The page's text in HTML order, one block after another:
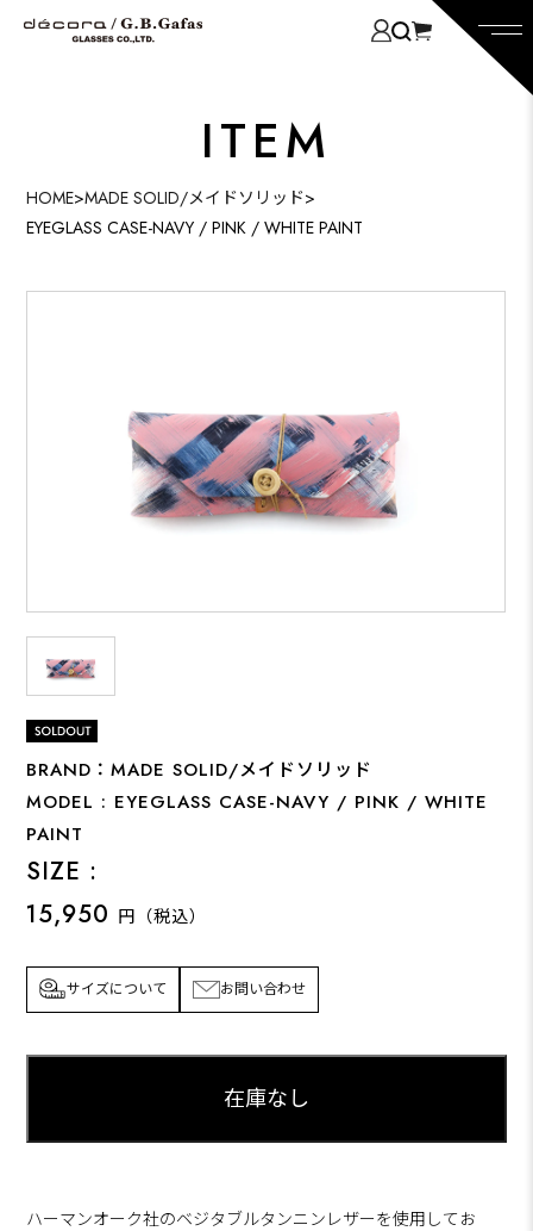
ITEM
HOME>MADE SOLID/メイドソリッド>
EYEGLASS CASE-NAVY / PINK / WHITE PAINT
BRAND：MADE SOLID/メイドソリッド
MODEL : EYEGLASS CASE-NAVY / PINK / WHITE
PAINT
SIZE :
15,950 円（税込）
サイズについて お問い合わせ
ハーマンオーク社のベジタブルタンニンレザーを使用してお